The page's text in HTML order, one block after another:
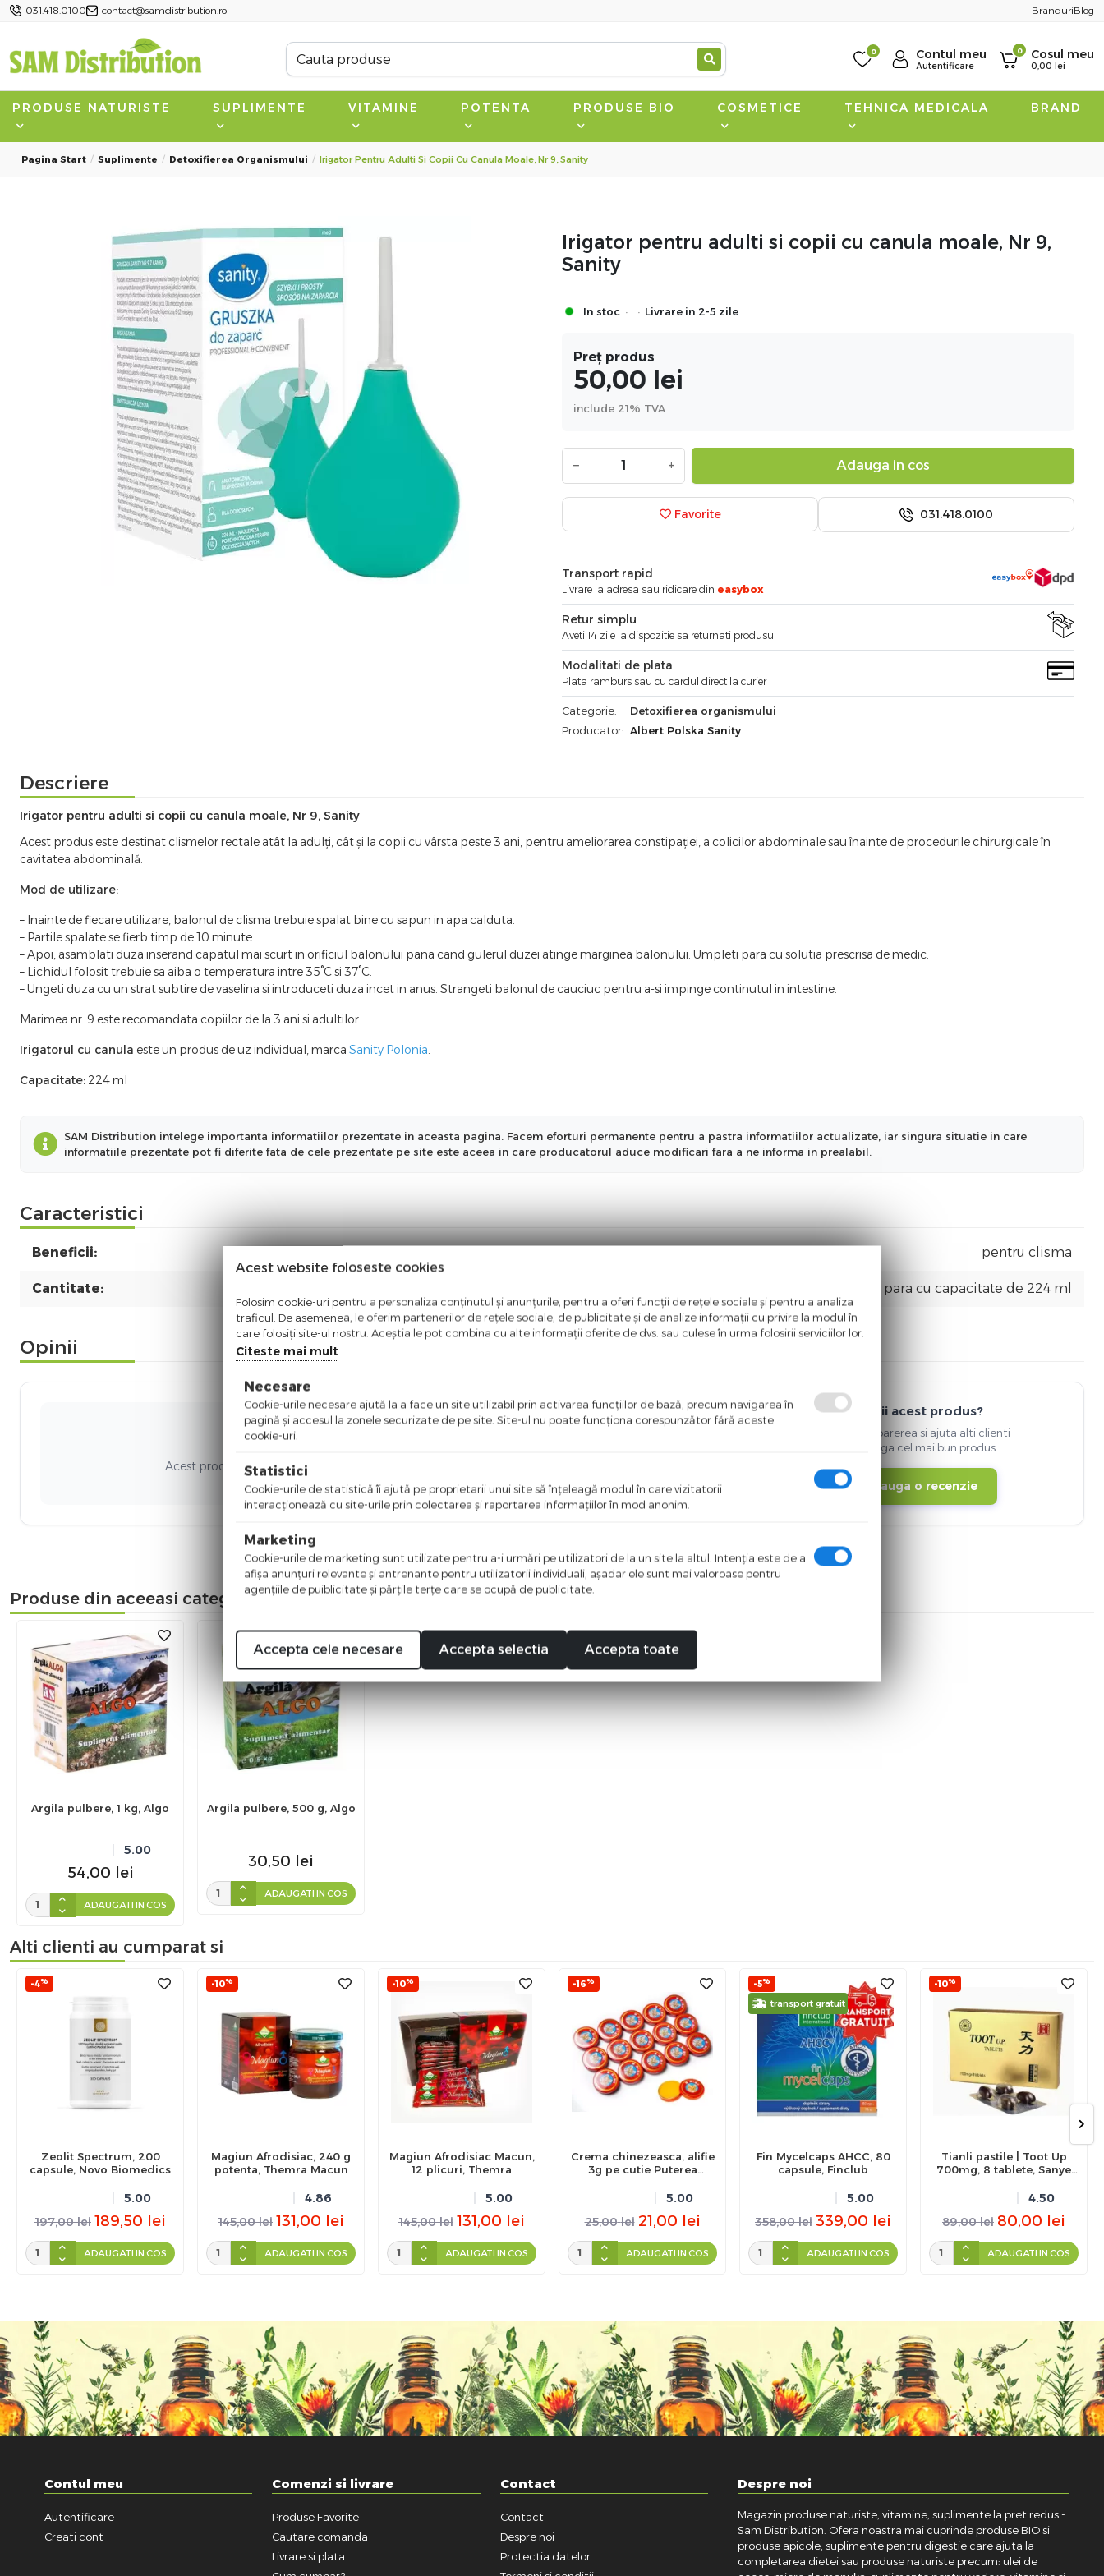
031.418.0100 contact@samdistribution.ro BranduriBlog
0 Contul meu
Autentificare
0 Cosul meu
0,00 lei
PRODUSE NATURISTE SUPLIMENTE VITAMINE POTENTA PRODUSE BIO COSMETICE TEHNICA MEDICALA BRAND
Pagina Start Suplimente Detoxifierea Organismului Irigator Pentru Adulti Si Copii Cu Canula Moale, Nr 9, Sanity
Irigator pentru adulti si copii cu canula moale, Nr 9,
Sanity
In stoc · · Livrare in 2-5 zile
Preț produs
50,00 lei
include 21% TVA
− + Adauga in cos
Favorite 031.418.0100
Transport rapid
Livrare la adresa sau ridicare din easybox
Retur simplu
Aveti 14 zile la dispozitie sa returnati produsul
Modalitati de plata
Plata ramburs sau cu cardul direct la curier
Categorie:
Detoxifierea organismului
Producator: Albert Polska Sanity
Descriere
Irigator pentru adulti si copii cu canula moale, Nr 9, Sanity
Acest produs este destinat clismelor rectale atât la adulți, cât și la copii cu vârsta peste 3 ani, pentru ameliorarea constipației, a colicilor abdominale sau înainte de procedurile chirurgicale în
cavitatea abdominală.
Mod de utilizare:
– Inainte de fiecare utilizare, balonul de clisma trebuie spalat bine cu sapun in apa calduta.
– Partile spalate se fierb timp de 10 minute.
– Apoi, asamblati duza inserand capatul mai scurt in orificiul balonului pana cand gulerul duzei atinge marginea balonului. Umpleti para cu solutia prescrisa de medic.
– Lichidul folosit trebuie sa aiba o temperatura intre 35°C si 37°C.
– Ungeti duza cu un strat subtire de vaselina si introduceti duza incet in anus. Strangeti balonul de cauciuc pentru a-si impinge continutul in intestine.
Marimea nr. 9 este recomandata copiilor de la 3 ani si adultilor.
Irigatorul cu canula este un produs de uz individual, marca Sanity Polonia.
Capacitate: 224 ml
SAM Distribution intelege importanta informatiilor prezentate in aceasta pagina. Facem eforturi permanente pentru a pastra informatiilor actualizate, iar singura situatie in care
informatiile prezentate pot fi diferite fata de cele prezentate pe site este aceea in care producatorul aduce modificari fara a ne informa in prealabil.
Caracteristici
Beneficii: pentru clisma
Cantitate: para cu capacitate de 224 ml
Opinii
Acest produs nu a adunat recenzii. Fii primul care scrie ceva bun despre acest produs!
Detii acest produs?
Spune-ti parerea si ajuta alti clienti
sa aleaga cel mai bun produs
Adauga o recenzie
Produse din aceeasi categorie
Argila pulbere, 1 kg, Algo
5.00
54,00 lei
ADAUGATI IN COS
Argila pulbere, 500 g, Algo
30,50 lei
ADAUGATI IN COS
Alti clienti au cumparat si
-4%
Zeolit Spectrum, 200
capsule, Novo Biomedics
5.00
197,00 lei 189,50 lei
ADAUGATI IN COS
-10%
Magiun Afrodisiac, 240 g
potenta, Themra Macun
4.86
145,00 lei 131,00 lei
ADAUGATI IN COS
-10%
Magiun Afrodisiac Macun,
12 plicuri, Themra
5.00
145,00 lei 131,00 lei
ADAUGATI IN COS
-16%
Crema chinezeasca, alifie
3g pe cutie Puterea
5.00
25,00 lei 21,00 lei
ADAUGATI IN COS
-5%
transport gratuit
Fin Mycelcaps AHCC, 80
capsule, Finclub
5.00
358,00 lei 339,00 lei
ADAUGATI IN COS
-10%
Tianli pastile | Toot Up
700mg, 8 tablete, Sanye
4.50
89,00 lei 80,00 lei
ADAUGATI IN COS
Contul meu
Autentificare
Creati cont
Comenzi si livrare
Produse Favorite
Cautare comanda
Livrare si plata
Contact
Contact
Despre noi
Protectia datelor
Despre noi
Magazin produse naturiste, vitamine, suplimente la pret redus -
Sam Distribution. Ofera noastra mai cuprinde produse BIO si
produse apicole, suplimente pentru digestie care ajuta la
completarea dietei sau produse naturiste precum: ulei de
Acest website foloseste cookies
Folosim cookie-uri pentru a personaliza conținutul și anunțurile, pentru a oferi funcții de rețele sociale și pentru a analiza
traficul. De asemenea, le oferim partenerilor de rețele sociale, de publicitate și de analize informații cu privire la modul în
care folosiți site-ul nostru. Aceștia le pot combina cu alte informații oferite de dvs. sau culese în urma folosirii serviciilor lor.
Citeste mai mult
Necesare
Cookie-urile necesare ajută la a face un site utilizabil prin activarea funcţiilor de bază, precum navigarea în
pagină şi accesul la zonele securizate de pe site. Site-ul nu poate funcţiona corespunzător fără aceste
cookie-uri.
Statistici
Cookie-urile de statistică îi ajută pe proprietarii unui site să înţeleagă modul în care vizitatorii
interacţionează cu site-urile prin colectarea şi raportarea informaţiilor în mod anonim.
Marketing
Cookie-urile de marketing sunt utilizate pentru a-i urmări pe utilizatori de la un site la altul. Intenţia este de a
afişa anunţuri relevante şi antrenante pentru utilizatorii individuali, aşadar ele sunt mai valoroase pentru
agenţiile de puiblicitate şi părţile terţe care se ocupă de publicitate.
Accepta cele necesare Accepta selectia Accepta toate